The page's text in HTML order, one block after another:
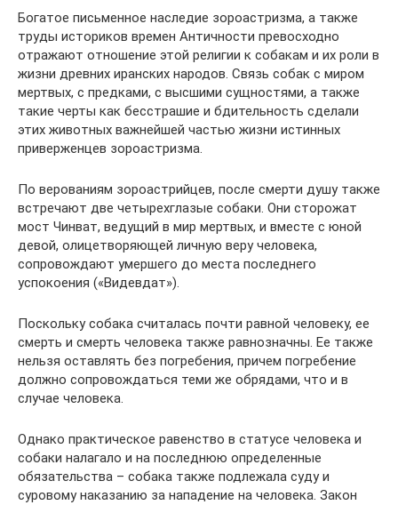
Богатое письменное наследие зороастризма, а также
труды историков времен Античности превосходно
отражают отношение этой религии к собакам и их роли в
жизни древних иранских народов. Связь собак с миром
мертвых, с предками, с высшими сущностями, а также
такие черты как бесстрашие и бдительность сделали
этих животных важнейшей частью жизни истинных
приверженцев зороастризма.
По верованиям зороастрийцев, после смерти душу также
встречают две четырехглазые собаки. Они сторожат
мост Чинват, ведущий в мир мертвых, и вместе с юной
девой, олицетворяющей личную веру человека,
сопровождают умершего до места последнего
успокоения («Видевдат»).
Поскольку собака считалась почти равной человеку, ее
смерть и смерть человека также равнозначны. Ее также
нельзя оставлять без погребения, причем погребение
должно сопровождаться теми же обрядами, что и в
случае человека.
Однако практическое равенство в статусе человека и
собаки налагало и на последнюю определенные
обязательства – собака также подлежала суду и
суровому наказанию за нападение на человека. Закон